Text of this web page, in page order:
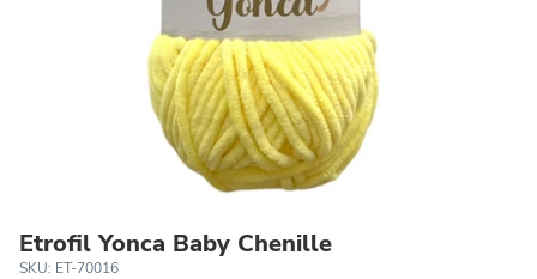
Etrofil Yonca Baby Chenille
SKU: ET-70016